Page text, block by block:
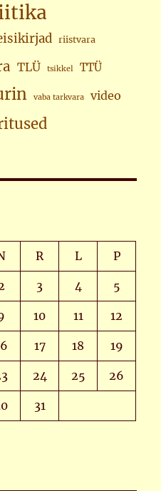
riistvara
TLÜ tsikkel TTÜ
vaba tarkvara video
R L P
3 4 5
10 11 12
17 18 19
24 25 26
31